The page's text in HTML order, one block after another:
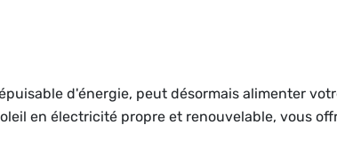
d'énergie, peut désormais alimenter
en électricité propre et renouvelable, vous